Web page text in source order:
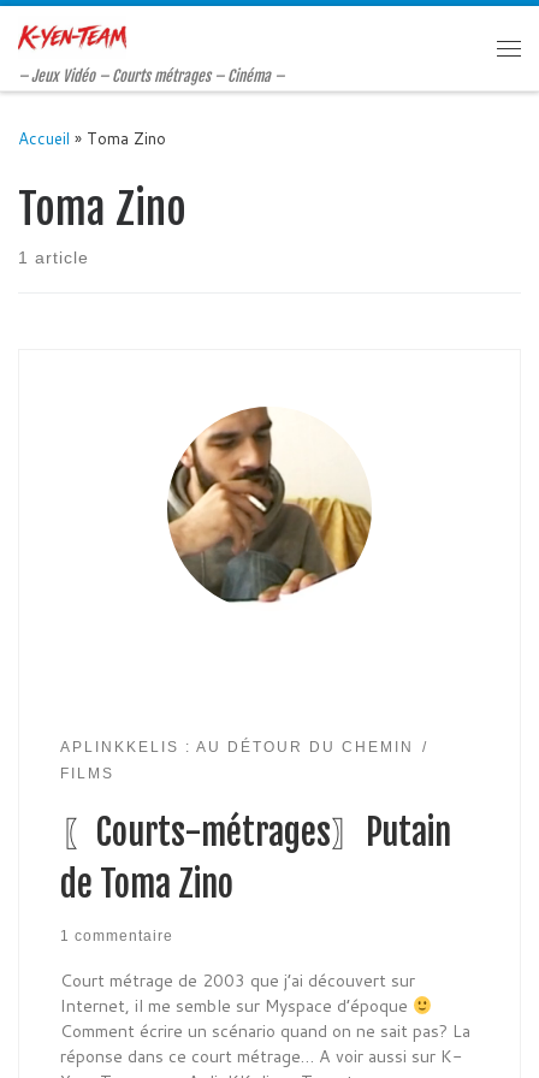
Passer au contenu
– Jeux Vidéo – Courts métrages – Cinéma –
Accueil » Toma Zino
Toma Zino
1 article
APLINKKELIS : AU DÉTOUR DU CHEMIN
FILMS
〖Courts-métrages〗Putain
de Toma Zino
1 commentaire
Court métrage de 2003 que j’ai découvert sur
Internet, il me semble sur Myspace d’époque
Comment écrire un scénario quand on ne sait pas? La
réponse dans ce court métrage… A voir aussi sur K-